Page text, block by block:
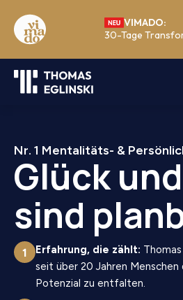
VIMADO:
30-Tage
Nr. 1 Mentalitäts- &
Glück
sind
Erfahrung, die zählt:
seit über 20 Jahren Menschen
Potenzial zu entfalten.